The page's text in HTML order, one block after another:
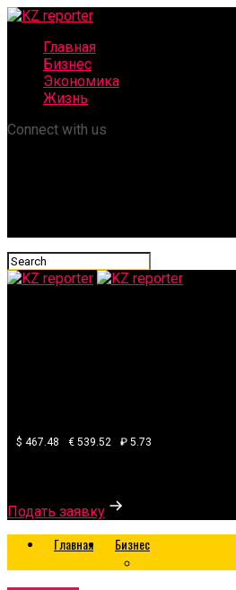
Главная
Бизнес
Экономика
Жизнь
Connect with us
$ 467.48 € 539.52 ₽ 5.73
Подать заявку
Главная Бизнес